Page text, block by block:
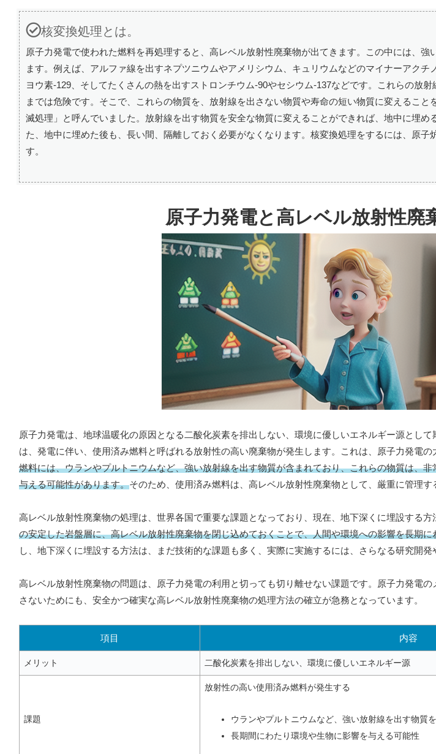
核変換処理とは。
原子力発電で使われた燃料を再処理すると、高レベル放射性廃棄物が出てきます。この中には、強
ます。例えば、アルファ線を出すネプツニウムやアメリシウム、キュリウムなどのマイナーアク
ヨウ素-129、そしてたくさんの熱を出すストロンチウム-90やセシウム-137などです。これらの放
までは危険です。そこで、これらの物質を、放射線を出さない物質や寿命の短い物質に変えること
滅処理」と呼んでいました。放射線を出す物質を安全な物質に変えることができれば、地中に埋め
た、地中に埋めた後も、長い間、隔離しておく必要がなくなります。核変換処理をするには、原子
す。
原子力発電と高レベル放射性廃
原子力発電は、地球温暖化の原因となる二酸化炭素を排出しない、環境に優しいエネルギー源とし
は、発電に伴い、使用済み燃料と呼ばれる放射性の高い廃棄物が発生します。これは、原子力発電の
燃料には、ウランやプルトニウムなど、強い放射線を出す物質が含まれており、これらの物質は、
与える可能性があります。そのため、使用済み燃料は、高レベル放射性廃棄物として、厳重に管理す
高レベル放射性廃棄物の処理は、世界各国で重要な課題となっており、現在、地下深くに埋設する方
の安定した岩盤層に、高レベル放射性廃棄物を閉じ込めておくことで、人間や環境への影響を長期
し、地下深くに埋設する方法は、まだ技術的な課題も多く、実際に実施するには、さらなる研究開発
高レベル放射性廃棄物の問題は、原子力発電の利用と切っても切り離せない課題です。原子力発電
さないためにも、安全かつ確実な高レベル放射性廃棄物の処理方法の確立が急務となっています。
項目 内容
メリット 二酸化炭素を排出しない、環境に優しいエネルギー源
課題
放射性の高い使用済み燃料が発生する
ウランやプルトニウムなど、強い放射線を出す物質
長期間にわたり環境や生物に影響を与える可能性